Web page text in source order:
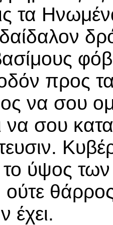
τα
προς
να σου
να σου
ύψος
ούτε
έχει.